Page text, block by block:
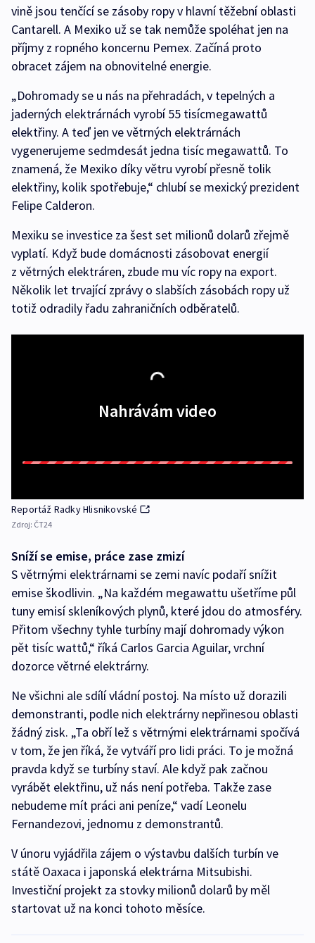
vině jsou tenčící se zásoby ropy v hlavní těžební oblasti
Cantarell. A Mexiko už se tak nemůže spoléhat jen na
příjmy z ropného koncernu Pemex. Začíná proto
obracet zájem na obnovitelné energie.
„Dohromady se u nás na přehradách, v tepelných a
jaderných elektrárnách vyrobí 55 tisícmegawattů
elektřiny. A teď jen ve větrných elektrárnách
vygenerujeme sedmdesát jedna tisíc megawattů. To
znamená, že Mexiko díky větru vyrobí přesně tolik
elektřiny, kolik spotřebuje,“ chlubí se mexický prezident
Felipe Calderon.
Mexiku se investice za šest set milionů dolarů zřejmě
vyplatí. Když bude domácnosti zásobovat energií
z větrných elektráren, zbude mu víc ropy na export.
Několik let trvající zprávy o slabších zásobách ropy už
totiž odradily řadu zahraničních odběratelů.
Nahrávám video
Reportáž Radky Hlisnikovské
Zdroj: ČT24
Sníží se emise, práce zase zmizí
S větrnými elektrárnami se zemi navíc podaří snížit
emise škodlivin. „Na každém megawattu ušetříme půl
tuny emisí skleníkových plynů, které jdou do atmosféry.
Přitom všechny tyhle turbíny mají dohromady výkon
pět tisíc wattů,“ říká Carlos Garcia Aguilar, vrchní
dozorce větrné elektrárny.
Ne všichni ale sdílí vládní postoj. Na místo už dorazili
demonstranti, podle nich elektrárny nepřinesou oblasti
žádný zisk. „Ta obří lež s větrnými elektrárnami spočívá
v tom, že jen říká, že vytváří pro lidi práci. To je možná
pravda když se turbíny staví. Ale když pak začnou
vyrábět elektřinu, už nás není potřeba. Takže zase
nebudeme mít práci ani peníze,“ vadí Leonelu
Fernandezovi, jednomu z demonstrantů.
V únoru vyjádřila zájem o výstavbu dalších turbín ve
státě Oaxaca i japonská elektrárna Mitsubishi.
Investiční projekt za stovky milionů dolarů by měl
startovat už na konci tohoto měsíce.